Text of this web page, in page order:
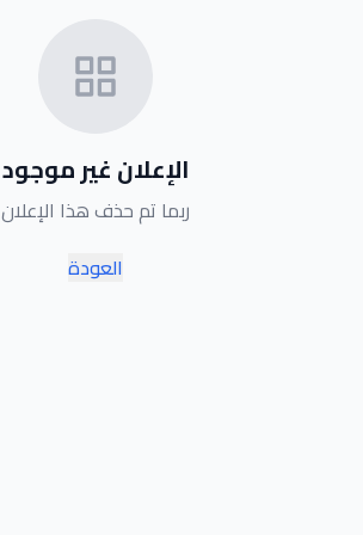
الإعلان غير موجود
ربما تم حذف هذا الإعلان
العودة